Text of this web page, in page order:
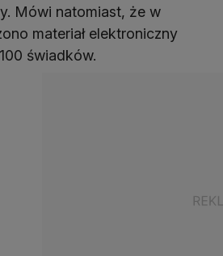
Mówi natomiast, że w
materiał elektroniczny
świadków.